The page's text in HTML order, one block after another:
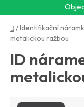
Domů
/Identifikační
metalickou ražbou
ID